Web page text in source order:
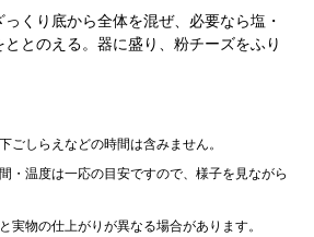
くり底から全体を混ぜ、必要なら塩・
ととのえる。器に盛り、粉チーズをふり
ごしらえなどの時間は含みません。
・温度は一応の目安ですので、様子を見ながら
実物の仕上がりが異なる場合があります。